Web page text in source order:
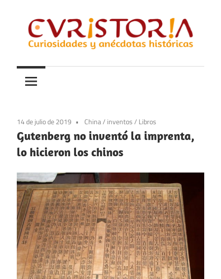
contenido
Curistoria
y
anécdotas
historia
14 de julio de 2019 China/ inventos/ Libros
Gutenberg no inventó la imprenta,
lo hicieron los chinos